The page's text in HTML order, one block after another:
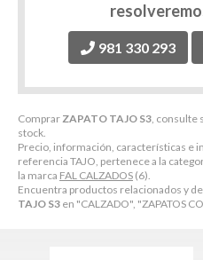
ComprarZAPATO TAJO S3, consulte
stock.
Precio, información, características e
referencia TAJO, pertenece a la
la marca FAL CALZADOS (6).
Encuentra productos relacionados y
TAJO S3 en "CALZADO", "ZAPATOS
981 330 293